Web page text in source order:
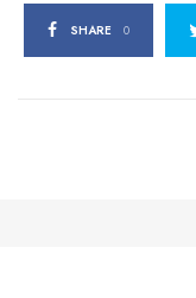
SHARE 0